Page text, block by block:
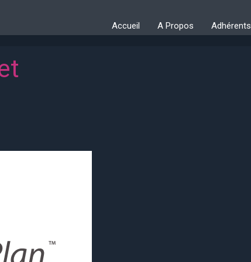
Accueil A Propos Adhérents